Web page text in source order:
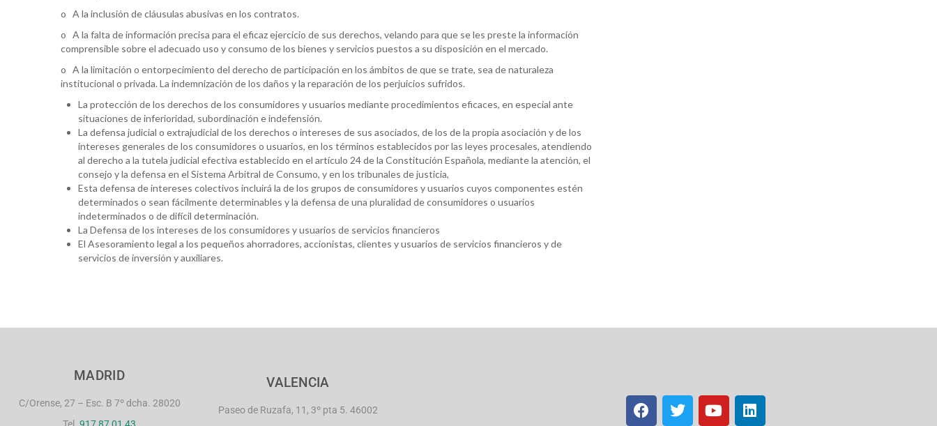
o A la inclusión de cláusulas abusivas en los contratos.
o A la falta de información precisa para el eficaz ejercicio de sus derechos, velando para que se les preste la información
comprensible sobre el adecuado uso y consumo de los bienes y servicios puestos a su disposición en el mercado.
o A la limitación o entorpecimiento del derecho de participación en los ámbitos de que se trate, sea de naturaleza
institucional o privada. La indemnización de los daños y la reparación de los perjuicios sufridos.
La protección de los derechos de los consumidores y usuarios mediante procedimientos eficaces, en especial ante
situaciones de inferioridad, subordinación e indefensión.
La defensa judicial o extrajudicial de los derechos o intereses de sus asociados, de los de la propia asociación y de los
intereses generales de los consumidores o usuarios, en los términos establecidos por las leyes procesales, atendiendo
al derecho a la tutela judicial efectiva establecido en el artículo 24 de la Constitución Española, mediante la atención, el
consejo y la defensa en el Sistema Arbitral de Consumo, y en los tribunales de justicia,
Esta defensa de intereses colectivos incluirá la de los grupos de consumidores y usuarios cuyos componentes estén
determinados o sean fácilmente determinables y la defensa de una pluralidad de consumidores o usuarios
indeterminados o de difícil determinación.
La Defensa de los intereses de los consumidores y usuarios de servicios financieros
El Asesoramiento legal a los pequeños ahorradores, accionistas, clientes y usuarios de servicios financieros y de
servicios de inversión y auxiliares.
MADRID
C/Orense, 27 – Esc. B 7º dcha. 28020
VALENCIA
Paseo de Ruzafa, 11, 3º pta 5. 46002